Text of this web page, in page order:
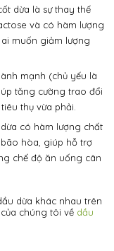
dừa là sự thay thế
và có hàm lượng
muốn giảm lượng
mạnh (chủ yếu là
tăng cường trao đổi
thụ vừa phải.
có hàm lượng chất
hòa, giúp hỗ trợ
chế độ ăn uống cân
dừa khác nhau trên
chúng tôi về dầu